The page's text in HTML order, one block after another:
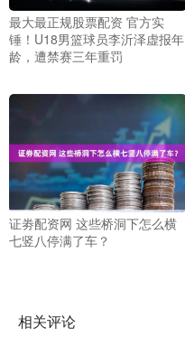
最大最正规股票配资 官方实
锤！U18男篮球员李沂泽虚报年
龄，遭禁赛三年重罚
证劵配资网 这些桥洞下怎么横
七竖八停满了车？
相关评论